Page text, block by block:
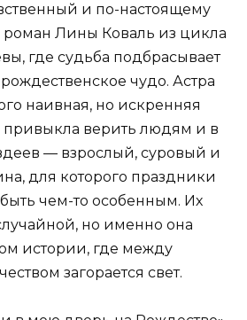
и по-настоящему
Лины Коваль из цикла
где судьба подбрасывает
чудо. Астра
наивная, но искренняя
привыкла верить людям и в
— взрослый, суровый и
для которого праздники
чем-то особенным. Их
но именно она
истории, где между
загорается свет.